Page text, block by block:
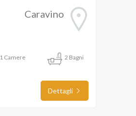
Caravino
1 Camere 2 Bagni
Dettagli